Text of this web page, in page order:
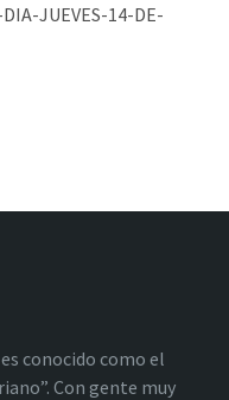
JUEVES-14-DE-
conocido como el
Con gente muy